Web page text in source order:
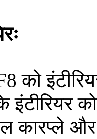
को
इंटीरियर
कारप्ले